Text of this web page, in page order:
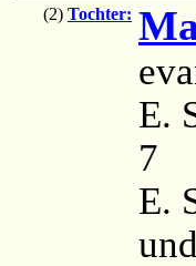
(2) Tochter:
E.
7
E.